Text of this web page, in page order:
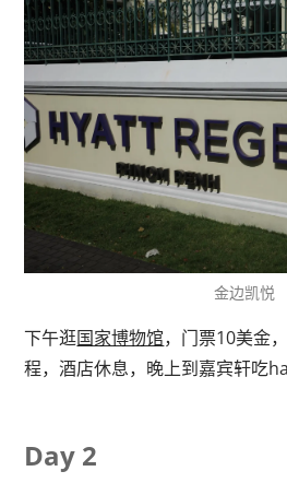
金边凯悦
下午逛国家博物馆，门票10美金
程，酒店休息，晚上到嘉宾轩吃
Day 2